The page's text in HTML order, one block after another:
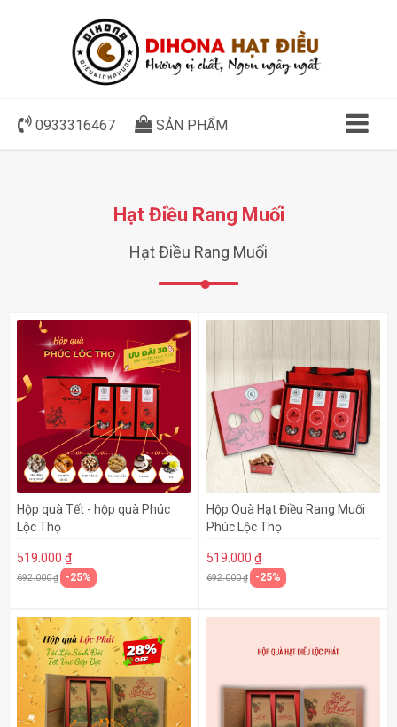
0933316467 SẢN PHẨM
Hạt Điều Rang Muối
Hạt Điều Rang Muối
Hộp quà Tết - hộp quà Phúc
Lộc Thọ
519.000 ₫
692.000 ₫ -25%
Hộp Quà Hạt Điều Rang Muối
Phúc Lộc Thọ
519.000 ₫
692.000 ₫ -25%